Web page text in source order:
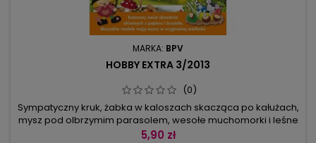
MARKA: BPV
HOBBY EXTRA 3/2013
(0)
Sympatyczny kruk, żabka w kaloszach skacząca po kałużach,
mysz pod olbrzymim parasolem, wesołe muchomorki i leśne
urwisy – oto plejada naszych bohaterów. Odkrywamy przed
5,90 zł